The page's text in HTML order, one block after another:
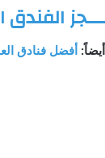
أفضل فنادق